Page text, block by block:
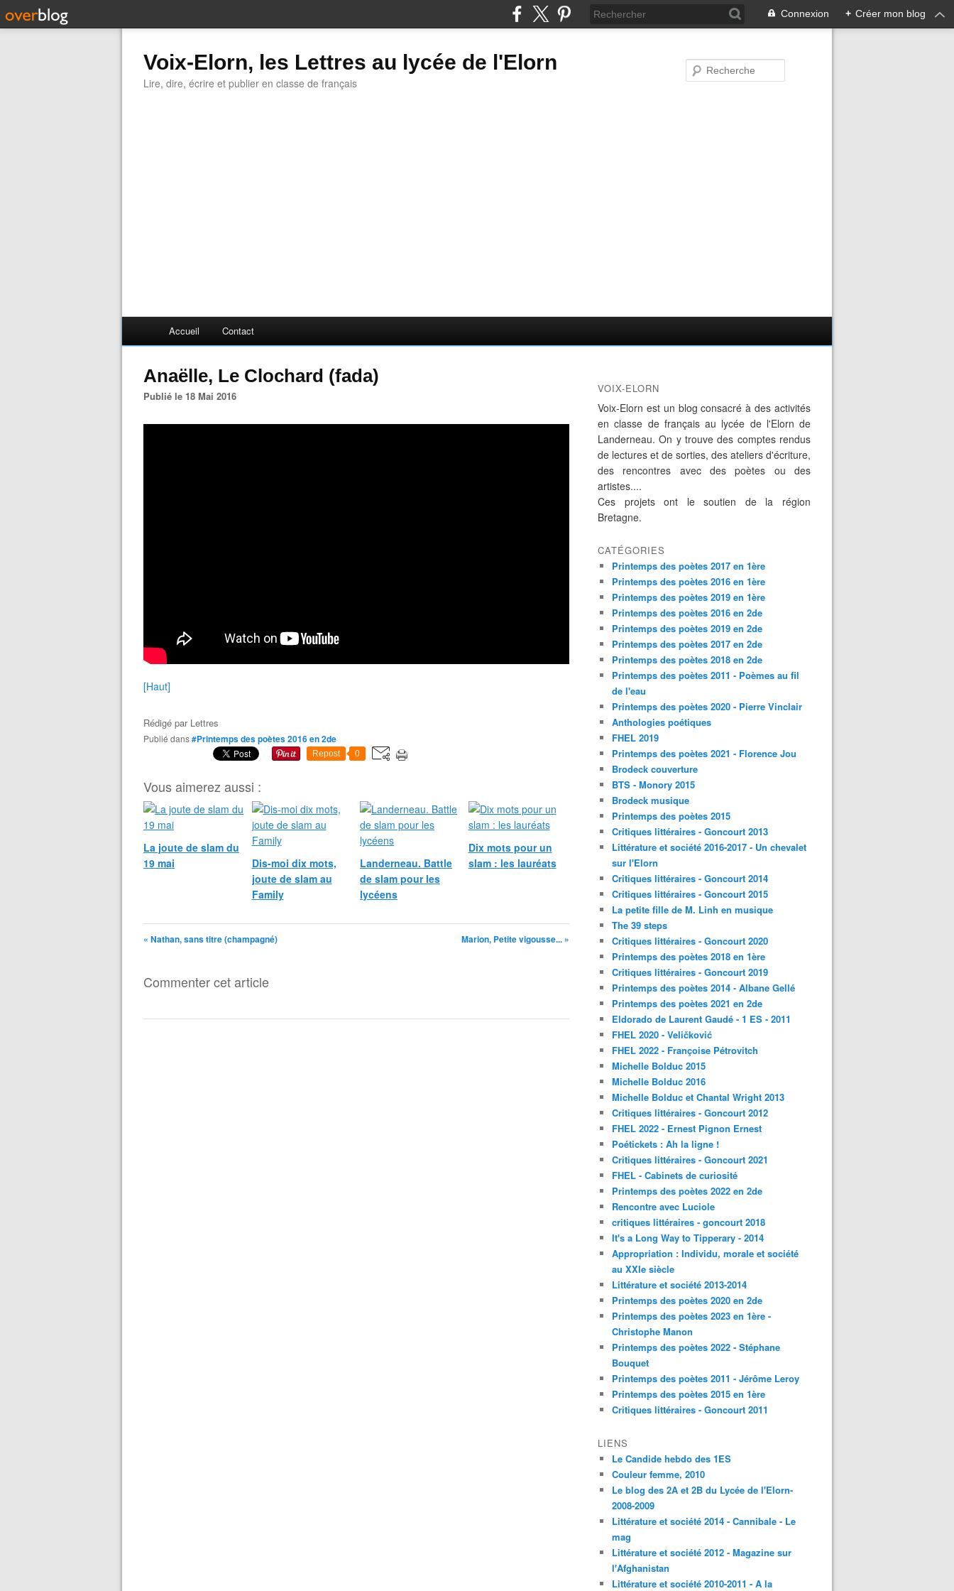
Connexion + Créer mon blog
Voix-Elorn, les Lettres au lycée de l'Elorn
Lire, dire, écrire et publier en classe de français
Accueil Contact
Anaëlle, Le Clochard (fada)
Publié le 18 Mai 2016
[Haut]
Rédigé par Lettres
Publié dans#Printemps des poètes 2016 en 2de
Repost 0
Vous aimerez aussi :
La joute de slam du
19 mai
Dis-moi dix mots,
joute de slam au
Family
Landerneau. Battle
de slam pour les
lycéens
Dix mots pour un
slam : les lauréats
« Nathan, sans titre (champagné) Marion, Petite vigousse... »
Commenter cet article
VOIX-ELORN
Voix-Elorn est un blog consacré à des activités
en classe de français au lycée de l'Elorn de
Landerneau. On y trouve des comptes rendus
de lectures et de sorties, des ateliers d'écriture,
des rencontres avec des poètes ou des
artistes....
Ces projets ont le soutien de la région
Bretagne.
CATÉGORIES
Printemps des poètes 2017 en 1ère
Printemps des poètes 2016 en 1ère
Printemps des poètes 2019 en 1ère
Printemps des poètes 2016 en 2de
Printemps des poètes 2019 en 2de
Printemps des poètes 2017 en 2de
Printemps des poètes 2018 en 2de
Printemps des poètes 2011 - Poèmes au fil
de l'eau
Printemps des poètes 2020 - Pierre Vinclair
Anthologies poétiques
FHEL 2019
Printemps des poètes 2021 - Florence Jou
Brodeck couverture
BTS - Monory 2015
Brodeck musique
Printemps des poètes 2015
Critiques littéraires - Goncourt 2013
Littérature et société 2016-2017 - Un chevalet
sur l'Elorn
Critiques littéraires - Goncourt 2014
Critiques littéraires - Goncourt 2015
La petite fille de M. Linh en musique
The 39 steps
Critiques littéraires - Goncourt 2020
Printemps des poètes 2018 en 1ère
Critiques littéraires - Goncourt 2019
Printemps des poètes 2014 - Albane Gellé
Printemps des poètes 2021 en 2de
Eldorado de Laurent Gaudé - 1 ES - 2011
FHEL 2020 - Veličković
FHEL 2022 - Françoise Pétrovitch
Michelle Bolduc 2015
Michelle Bolduc 2016
Michelle Bolduc et Chantal Wright 2013
Critiques littéraires - Goncourt 2012
FHEL 2022 - Ernest Pignon Ernest
Poétickets : Ah la ligne !
Critiques littéraires - Goncourt 2021
FHEL - Cabinets de curiosité
Printemps des poètes 2022 en 2de
Rencontre avec Luciole
critiques littéraires - goncourt 2018
It's a Long Way to Tipperary - 2014
Appropriation : Individu, morale et société
au XXIe siècle
Littérature et société 2013-2014
Printemps des poètes 2020 en 2de
Printemps des poètes 2023 en 1ère -
Christophe Manon
Printemps des poètes 2022 - Stéphane
Bouquet
Printemps des poètes 2011 - Jérôme Leroy
Printemps des poètes 2015 en 1ère
Critiques littéraires - Goncourt 2011
LIENS
Le Candide hebdo des 1ES
Couleur femme, 2010
Le blog des 2A et 2B du Lycée de l'Elorn-
2008-2009
Littérature et société 2014 - Cannibale - Le
mag
Littérature et société 2012 - Magazine sur
l'Afghanistan
Littérature et société 2010-2011 - A la